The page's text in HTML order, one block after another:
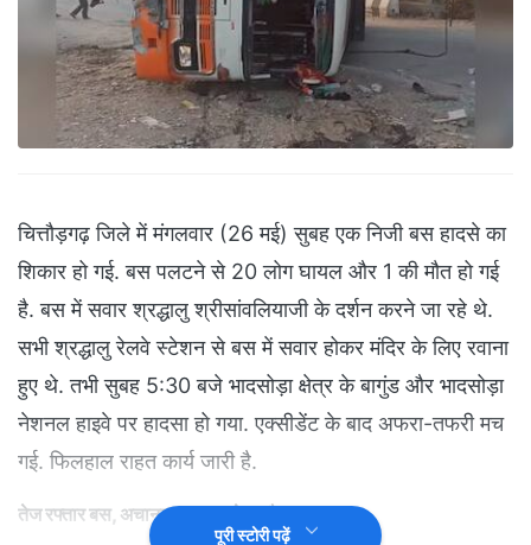
चित्तौड़गढ़ जिले में मंगलवार (26 मई) सुबह एक निजी बस हादसे का
शिकार हो गई. बस पलटने से 20 लोग घायल और 1 की मौत हो गई
है. बस में सवार श्रद्धालु श्रीसांवलियाजी के दर्शन करने जा रहे थे.
सभी श्रद्धालु रेलवे स्टेशन से बस में सवार होकर मंदिर के लिए रवाना
हुए थे. तभी सुबह 5:30 बजे भादसोड़ा क्षेत्र के बागुंड और भादसोड़ा
नेशनल हाइवे पर हादसा हो गया. एक्सीडेंट के बाद अफरा-तफरी मच
गई. फिलहाल राहत कार्य जारी है.
तेज रफ्तार बस, अचानक लगाया ब्रेक और हादसा
पूरी स्टोरी पढ़ें